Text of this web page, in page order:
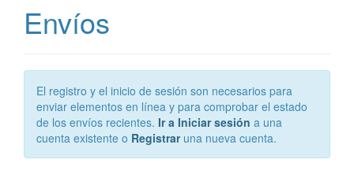
Envíos
El registro y el inicio de sesión son necesarios para
enviar elementos en línea y para comprobar el estado
de los envíos recientes. Ir a Iniciar sesión a una
cuenta existente o Registraruna nueva cuenta.